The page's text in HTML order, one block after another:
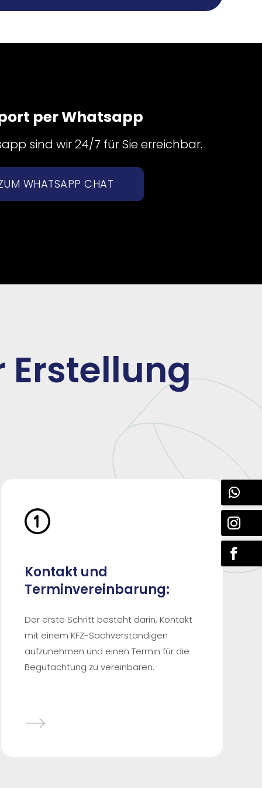
per Whatsapp
sind wir 24/7 für Sie erreichbar.
WHATSAPP CHAT
Erstellung
Kontakt und
Terminvereinbarung:
Der erste Schritt besteht darin, Kontakt
mit einem KFZ-Sachverständigen
aufzunehmen und einen Termin für die
Begutachtung zu vereinbaren.